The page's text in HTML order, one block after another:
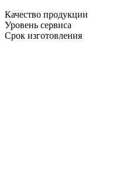
Качество продукции
Уровень сервиса
Срок изготовления